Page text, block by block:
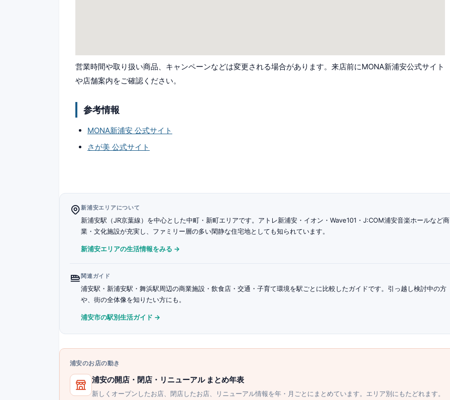
営業時間や取り扱い商品、キャンペーンなどは変更される場合があります。来店前にMONA新浦安公式サイト
や店舗案内をご確認ください。
参考情報
MONA新浦安 公式サイト
さが美 公式サイト
新浦安エリアについて
新浦安駅（JR京葉線）を中心とした中町・新町エリアです。アトレ新浦安・イオン・Wave101・J:COM浦安音楽ホールなど商
業・文化施設が充実し、ファミリー層の多い閑静な住宅地としても知られています。
新浦安エリアの生活情報をみる →
関連ガイド
浦安駅・新浦安駅・舞浜駅周辺の商業施設・飲食店・交通・子育て環境を駅ごとに比較したガイドです。引っ越し検討中の方
や、街の全体像を知りたい方にも。
浦安市の駅別生活ガイド →
浦安のお店の動き
浦安の開店・閉店・リニューアル まとめ年表
新しくオープンしたお店、閉店したお店、リニューアル情報を年・月ごとにまとめています。エリア別にもたどれます。